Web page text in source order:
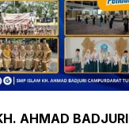
AHMAD BADJURI